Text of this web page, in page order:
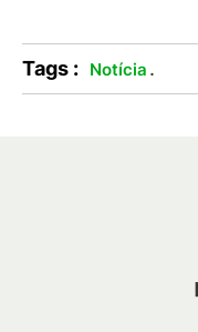
Tags : Notícia .